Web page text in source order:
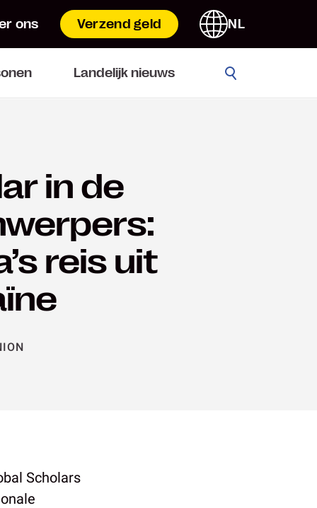
ons Verzend geld
NL
ENGLISH
FRANÇAIS
Landelijk nieuws
Go
in de
reis uit
Scholars